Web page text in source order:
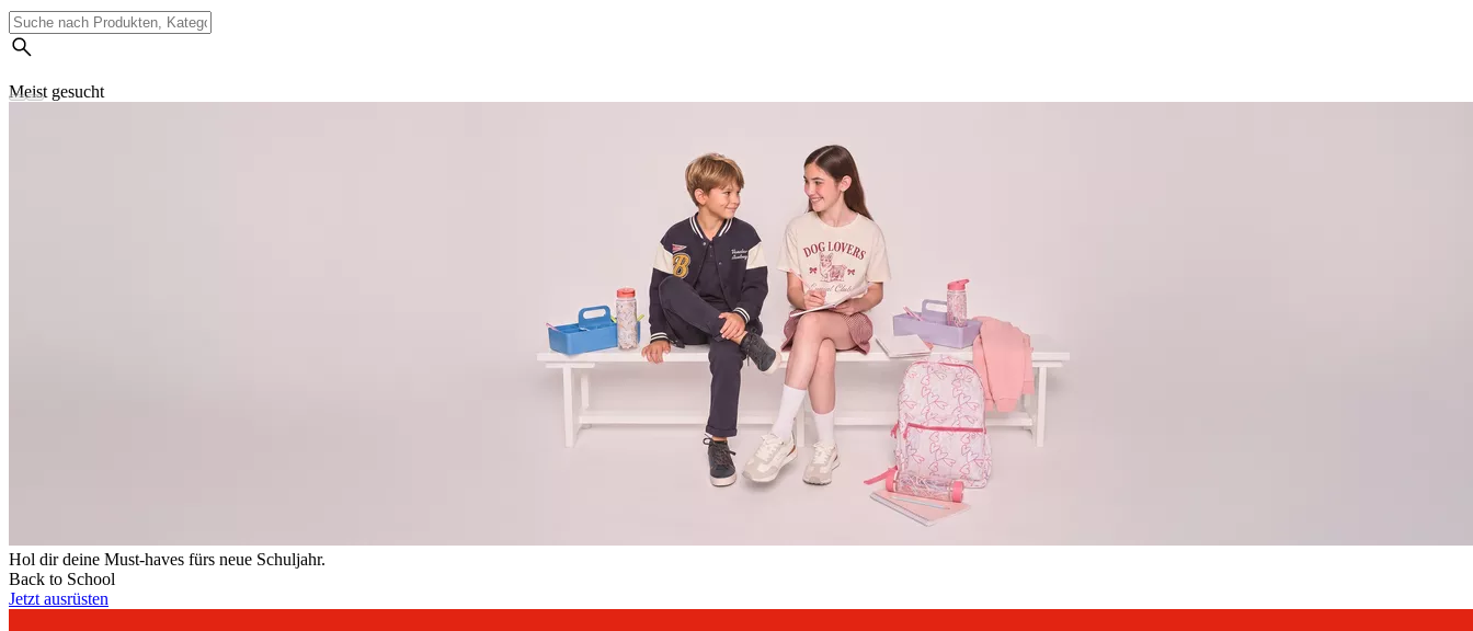
Meist gesucht
Hol dir deine Must-haves fürs neue Schuljahr.
Back to School
Jetzt ausrüsten